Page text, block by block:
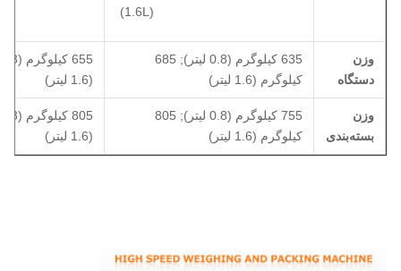
(1.6L)
وزن
دستگاه
635 کیلوگرم (0.8 لیتر); 685
کیلوگرم (1.6 لیتر)
(1.6 لیتر)
وزن
بسته‌بندی
755 کیلوگرم (0.8 لیتر); 805
کیلوگرم (1.6 لیتر)
(1.6 لیتر)